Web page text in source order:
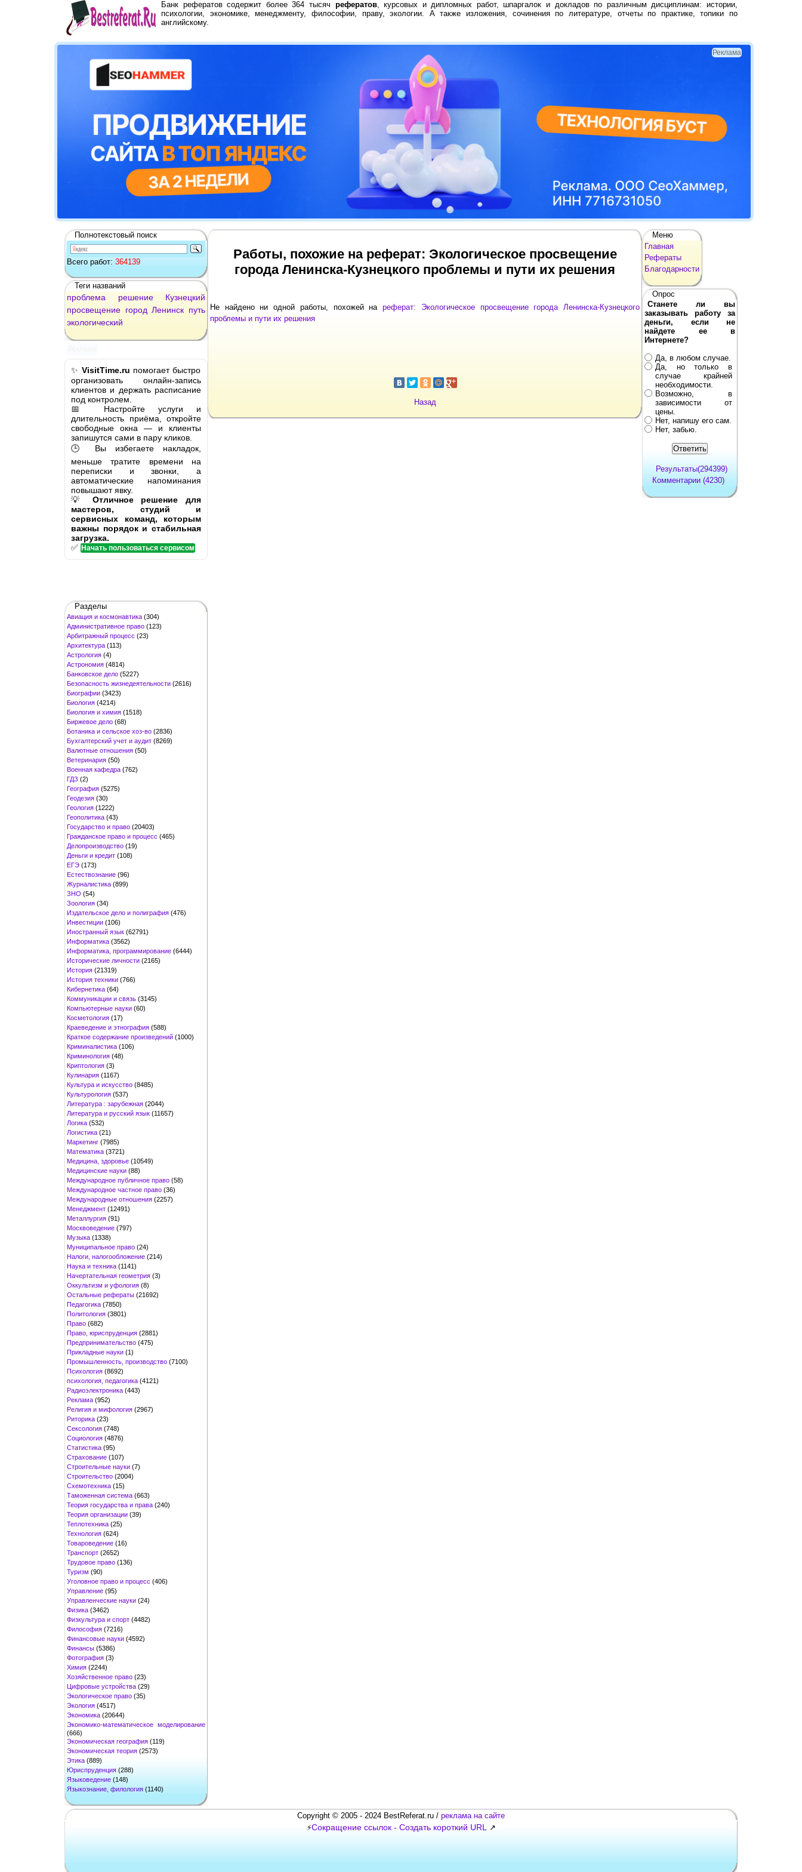
Банк рефератов содержит более 364 тысяч рефератов, курсовых и дипломных работ, шпаргалок и докладов по различным дисциплинам: истории,
психологии, экономике, менеджменту, философии, праву, экологии. А также изложения, сочинения по литературе, отчеты по практике, топики по
английскому.
Реклама
Полнотекстовый поиск
Всего работ: 364139
Теги названий
проблема решение
Кузнецкий
просвещение город Ленинск путь
экологический
✨ VisitTime.ru помогает быстро
организовать онлайн-запись
клиентов и держать расписание
под контролем.
📅 Настройте услуги и
длительность приёма, откройте
свободные окна — и клиенты
запишутся сами в пару кликов.
🕒 Вы избегаете накладок,
меньше тратите времени на
переписки и звонки, а
автоматические напоминания
повышают явку.
💡 Отличное решение для
мастеров, студий и
сервисных команд, которым
важны порядок и стабильная
загрузка.
✅ Начать пользоваться сервисом
Разделы
Авиация и космонавтика (304)
Административное право (123)
Арбитражный процесс (23)
Архитектура (113)
Астрология (4)
Астрономия (4814)
Банковское дело (5227)
Безопасность жизнедеятельности (2616)
Биографии (3423)
Биология (4214)
Биология и химия (1518)
Биржевое дело (68)
Ботаника и сельское хоз-во (2836)
Бухгалтерский учет и аудит (8269)
Валютные отношения (50)
Ветеринария (50)
Военная кафедра (762)
ГДЗ (2)
География (5275)
Геодезия (30)
Геология (1222)
Геополитика (43)
Государство и право (20403)
Гражданское право и процесс (465)
Делопроизводство (19)
Деньги и кредит (108)
ЕГЭ (173)
Естествознание (96)
Журналистика (899)
ЗНО (54)
Зоология (34)
Издательское дело и полиграфия (476)
Инвестиции (106)
Иностранный язык (62791)
Информатика (3562)
Информатика, программирование (6444)
Исторические личности (2165)
История (21319)
История техники (766)
Кибернетика (64)
Коммуникации и связь (3145)
Компьютерные науки (60)
Косметология (17)
Краеведение и этнография (588)
Краткое содержание произведений (1000)
Криминалистика (106)
Криминология (48)
Криптология (3)
Кулинария (1167)
Культура и искусство (8485)
Культурология (537)
Литература : зарубежная (2044)
Литература и русский язык (11657)
Логика (532)
Логистика (21)
Маркетинг (7985)
Математика (3721)
Медицина, здоровье (10549)
Медицинские науки (88)
Международное публичное право (58)
Международное частное право (36)
Международные отношения (2257)
Менеджмент (12491)
Металлургия (91)
Москвоведение (797)
Музыка (1338)
Муниципальное право (24)
Налоги, налогообложение (214)
Наука и техника (1141)
Начертательная геометрия (3)
Оккультизм и уфология (8)
Остальные рефераты (21692)
Педагогика (7850)
Политология (3801)
Право (682)
Право, юриспруденция (2881)
Предпринимательство (475)
Прикладные науки (1)
Промышленность, производство (7100)
Психология (8692)
психология, педагогика (4121)
Радиоэлектроника (443)
Реклама (952)
Религия и мифология (2967)
Риторика (23)
Сексология (748)
Социология (4876)
Статистика (95)
Страхование (107)
Строительные науки (7)
Строительство (2004)
Схемотехника (15)
Таможенная система (663)
Теория государства и права (240)
Теория организации (39)
Теплотехника (25)
Технология (624)
Товароведение (16)
Транспорт (2652)
Трудовое право (136)
Туризм (90)
Уголовное право и процесс (406)
Управление (95)
Управленческие науки (24)
Физика (3462)
Физкультура и спорт (4482)
Философия (7216)
Финансовые науки (4592)
Финансы (5386)
Фотография (3)
Химия (2244)
Хозяйственное право (23)
Цифровые устройства (29)
Экологическое право (35)
Экология (4517)
Экономика (20644)
Экономико-математическое моделирование
(666)
Экономическая география (119)
Экономическая теория (2573)
Этика (889)
Юриспруденция (288)
Языковедение (148)
Языкознание, филология (1140)
Работы, похожие на реферат: Экологическое просвещение
города Ленинска-Кузнецкого проблемы и пути их решения
Не найдено ни одной работы, похожей нареферат: Экологическое просвещение города Ленинска-Кузнецкого
проблемы и пути их решения
Назад
Меню
Главная
Рефераты
Благодарности
Опрос
Станете ли вы
заказывать работу за
деньги, если не
найдете ее в
Интернете?
Да, в любом случае.
Да, но только в
случае крайней
необходимости.
Возможно, в
зависимости от
цены.
Нет, напишу его сам.
Нет, забью.
Результаты(294399)
Комментарии (4230)
Copyright © 2005 - 2024 BestReferat.ru / реклама на сайте
⚡Сокращение ссылок - Создать короткий URL ↗